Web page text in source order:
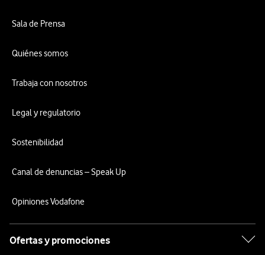
Sala de Prensa
Quiénes somos
Trabaja con nosotros
Legal y regulatorio
Sostenibilidad
Canal de denuncias – Speak Up
Opiniones Vodafone
Ofertas y promociones